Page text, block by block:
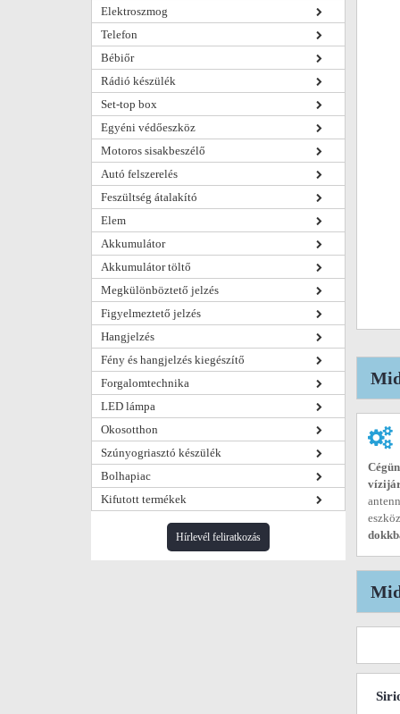
Elektroszmog
Telefon
Bébiőr
Rádió készülék
Set-top box
Egyéni védőeszköz
Motoros sisakbeszélő
Autó felszerelés
Feszültség átalakító
Elem
Akkumulátor
Akkumulátor töltő
Megkülönböztető jelzés
Figyelmeztető jelzés
Hangjelzés
Fény és hangjelzés kiegészítő
Forgalomtechnika
LED lámpa
Okosotthon
Szúnyogriasztó készülék
Bolhapiac
Kifutott termékek
Hírlevél feliratkozás